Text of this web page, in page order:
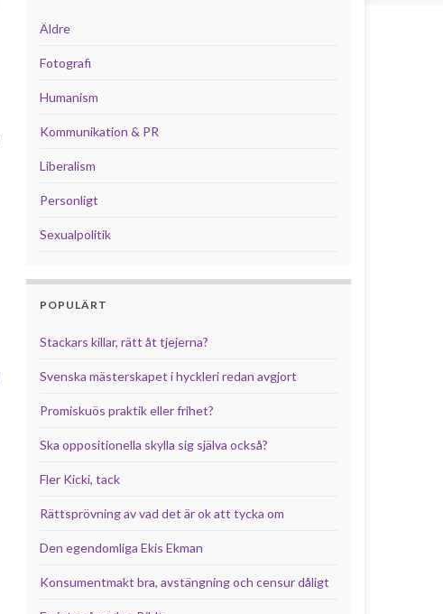
Äldre
Fotografi
Humanism
Kommunikation & PR
Liberalism
Personligt
Sexualpolitik
POPULÄRT
Stackars killar, rätt åt tjejerna?
Svenska mästerskapet i hyckleri redan avgjort
Promiskuös praktik eller frihet?
Ska oppositionella skylla sig själva också?
Fler Kicki, tack
Rättsprövning av vad det är ok att tycka om
Den egendomliga Ekis Ekman
Konsumentmakt bra, avstängning och censur dåligt